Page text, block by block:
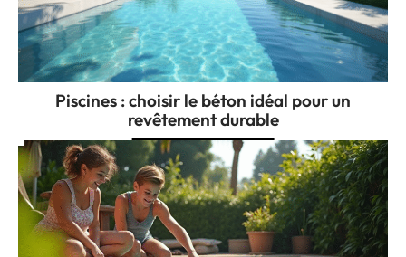
Piscines : choisir le béton idéal pour un
revêtement durable